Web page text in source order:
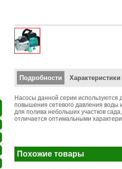
Вертикальные вкладки
Подробности Характеристики
Насосы данной серии используются
повышения сетевого давления воды
для полива небольших участков
отличается оптимальными
Похожие товары